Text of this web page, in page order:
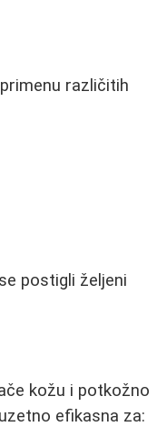
različitih
postigli željeni
kožu i potkožno
efikasna za: